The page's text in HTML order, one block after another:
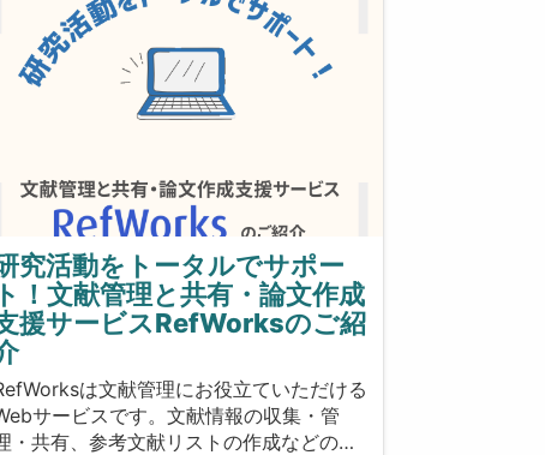
究活動をトータルでサポー
ト！文献管理と共有・論文作成
援サービスRefWorksのご紹
は文献管理にお役立ていただける
サービスです。文献情報の収集・管
・共有、参考文献リストの作成などの…